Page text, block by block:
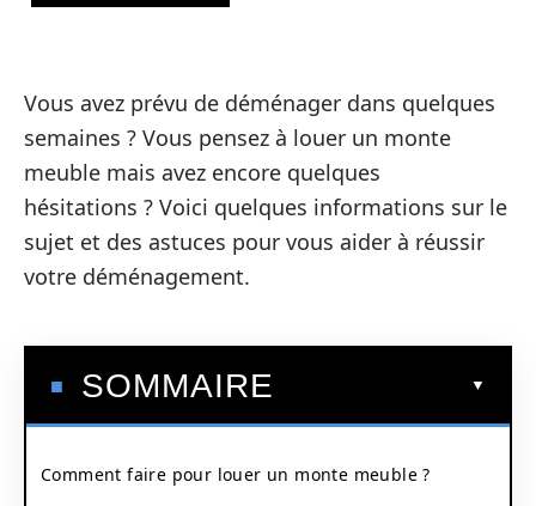
Vous avez prévu de déménager dans quelques
semaines ? Vous pensez à louer un monte
meuble mais avez encore quelques
hésitations ? Voici quelques informations sur le
sujet et des astuces pour vous aider à réussir
votre déménagement.
SOMMAIRE
Comment faire pour louer un monte meuble ?